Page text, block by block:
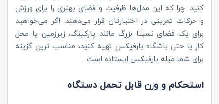
کنید. چرا که این مدل‌ها ظرفیت و فضای بهتری را برای ورزش
و حرکات تمرینی در اختیارتان قرار می‌دهند. اگر می‌خواهید
برای یک فضای نسبتا بزرگ مانند پارکینگ، زیرزمین یا محل
کار یا حتی باشگاه بارفیکس تهیه کنید، مناسب ترین گزینه
برای شما میله بارفیکس ایستاده است.
استحکام و وزن قابل تحمل دستگاه